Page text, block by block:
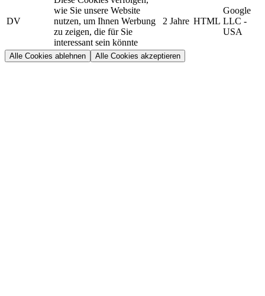
DV
wie Sie unsere Website
nutzen, um Ihnen Werbung
zu zeigen, die für Sie
interessant sein könnte
2 Jahre HTML
Google
LLC -
USA
Alle Cookies ablehnen Alle Cookies akzeptieren